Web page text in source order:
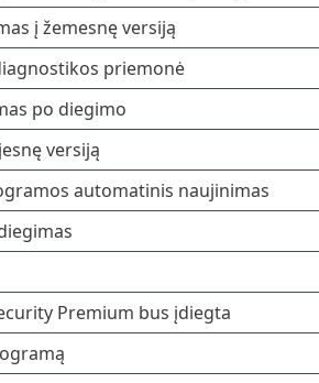
į žemesnę versiją
priemonė
po diegimo
versiją
automatinis naujinimas
Premium bus įdiegta